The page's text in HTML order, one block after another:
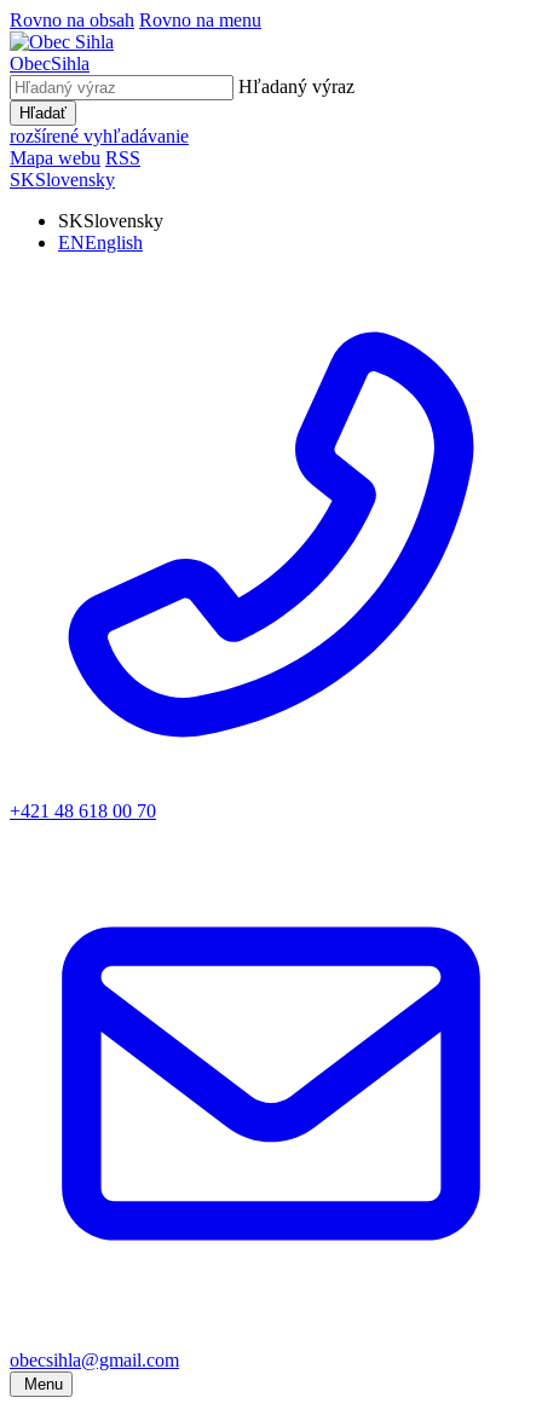
Rovno na obsah Rovno na menu
ObecSihla
Hľadaný výraz
Hľadať
rozšírené vyhľadávanie
Mapa webu RSS
SKSlovensky
SKSlovensky
ENEnglish
+421 48 618 00 70
obecsihla@gmail.com
Menu